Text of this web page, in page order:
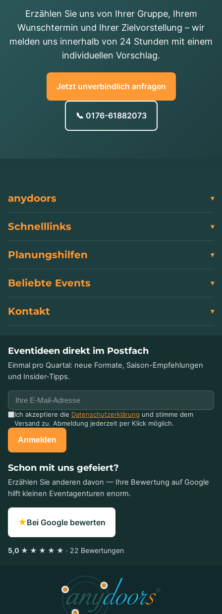
Erzählen Sie uns von Ihrer Gruppe, Ihrem
Wunschtermin und Ihrer Zielvorstellung – wir
melden uns innerhalb von 24 Stunden mit einem
individuellen Vorschlag.
Jetzt unverbindlich anfragen
📞 0176-61882073
anydoors
Schnelllinks
Planungshilfen
Beliebte Events
Kontakt
Eventideen direkt im Postfach
Einmal pro Quartal: neue Formate, Saison-Empfehlungen
und Insider-Tipps.
Ich akzeptiere die Datenschutzerklärung und stimme dem
Versand zu. Abmeldung jederzeit per Klick möglich.
Anmelden
Schon mit uns gefeiert?
Erzählen Sie anderen davon — Ihre Bewertung auf Google
hilft kleinen Eventagenturen enorm.
★Bei Google bewerten
5,0 ★ ★ ★ ★ ★ · 22 Bewertungen